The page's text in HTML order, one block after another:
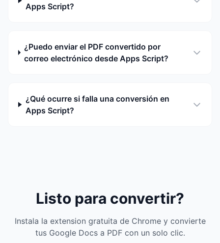
Apps Script?
¿Puedo enviar el PDF convertido por
correo electrónico desde Apps Script?
¿Qué ocurre si falla una conversión en
Apps Script?
Listo para convertir?
Instala la extension gratuita de Chrome y convierte
tus Google Docs a PDF con un solo clic.